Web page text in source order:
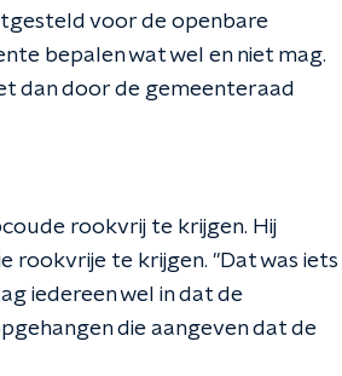
voor de openbare
bepalen wat wel en niet mag.
dan door de gemeenteraad
rookvrij te krijgen. Hij
rookvrije te krijgen. "Dat was iets
iedereen wel in dat de
die aangeven dat de